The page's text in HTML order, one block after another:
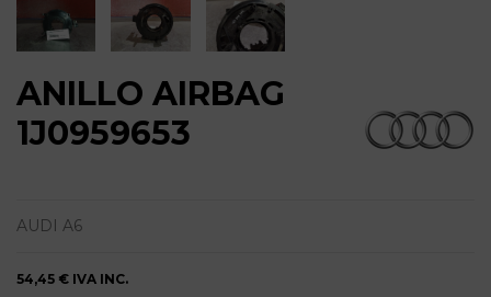
ANILLO AIRBAG
1J0959653
AUDI A6
54,45 € IVA INC.